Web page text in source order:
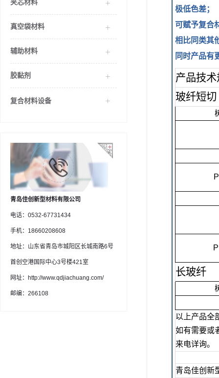
夹芯材料
真空袋材料
辅助材料
胶黏剂
复合材料设备
青岛佳创新型材料有限公司
电话：0532-67731434
手机：18660208608
地址：山东省青岛市城阳区长城南路6号
首创空港国际中心3号楼421室
网址：http://www.qdjiachuang.com/
邮编：266108
极低色差；
可赋予复合
相比同类其
同时产品有
产品技
玻纤短切
长玻纤
以上产品全
如有需要或
来电详询。
青岛佳创新